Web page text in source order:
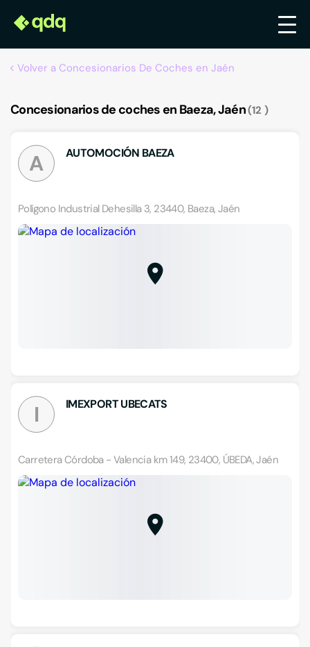
Volver a Concesionarios De Coches en Jaén
Concesionarios de coches en Baeza, Jaén 12
A AUTOMOCIÓN BAEZA
Polígono Industrial Dehesilla 3, 23440, Baeza, Jaén
I IMEXPORT UBECATS
Carretera Córdoba - Valencia km 149, 23400, ÚBEDA, Jaén